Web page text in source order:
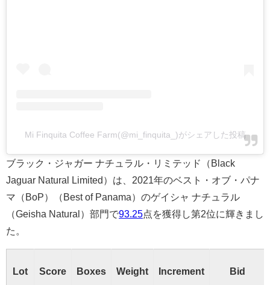
Mi Finquita Coffee Farm(@mi_finquita_)がシェアした投稿
ブラック・ジャガー ナチュラル・リミテッド（Black
Jaguar Natural Limited）は、2021年のベスト・オブ・パナ
マ（BoP）（Best of Panama）のゲイシャ ナチュラル
（Geisha Natural）部門で93.25点を獲得し第2位に輝きまし
た。
Lot Score Boxes Weight Increment Bid